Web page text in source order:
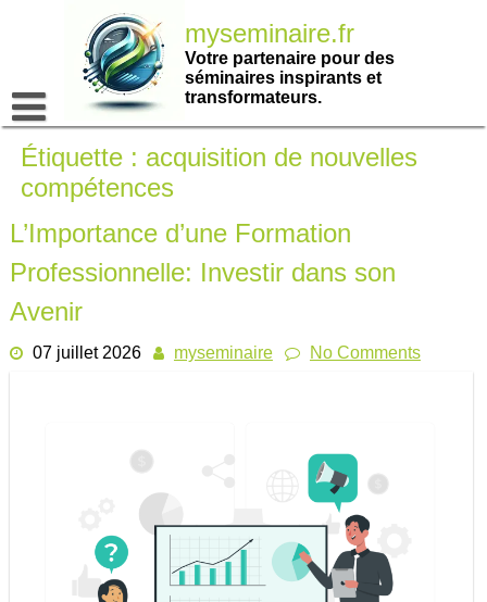
myseminaire.fr
Votre partenaire pour des
séminaires inspirants et
transformateurs.
Étiquette : acquisition de nouvelles
compétences
L’Importance d’une Formation
Professionnelle: Investir dans son
Avenir
07 juillet 2026 myseminaire No Comments